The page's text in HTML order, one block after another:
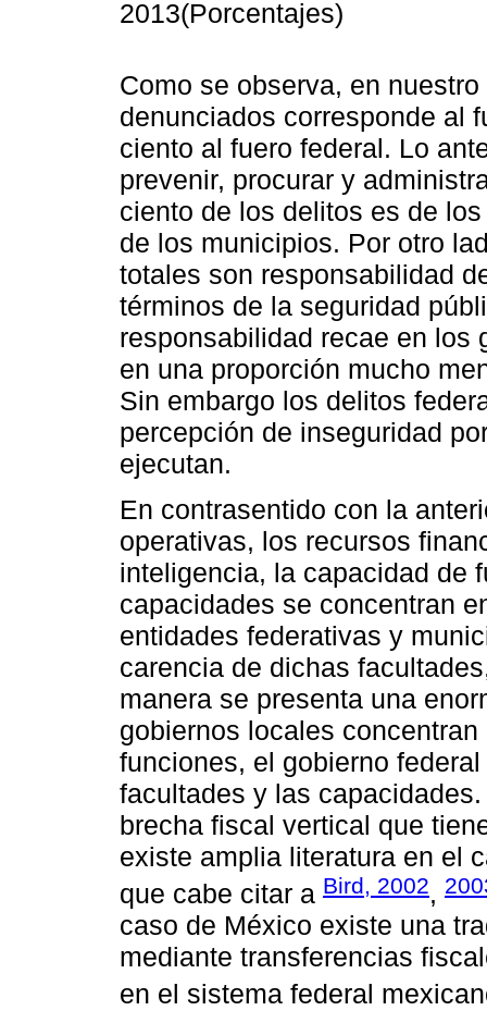
2013(Porcentajes)
Como se observa, en
denunciados corresponde al
ciento al fuero federal. Lo
prevenir, procurar y
ciento de los delitos es de
de los municipios. Por otro
totales son responsabilidad
términos de la seguridad
responsabilidad recae en los
en una proporción mucho
Sin embargo los delitos
percepción de inseguridad
ejecutan.
En contrasentido con la
operativas, los recursos
inteligencia, la capacidad de
capacidades se concentran
entidades federativas y
carencia de dichas
manera se presenta una
gobiernos locales
funciones, el gobierno
facultades y las
brecha fiscal vertical que
existe amplia literatura en el
que cabe citar a Bird, 2002,
caso de México existe una
mediante transferencias
en el sistema federal